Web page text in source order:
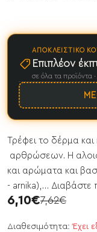
Διαθεσιμότητα: Έχει
6,10€7,62€
ΑΠΟΚΛΕΙΣΤΙΚΌ
Επιπλέον
σε όλα τα προϊόντα
Τρέφει το δέρμα
αρθρώσεων. Η
και αρώματα και
- arnika),... Διαβάστε